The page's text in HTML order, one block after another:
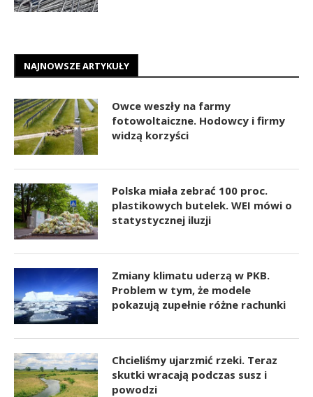
NAJNOWSZE ARTYKUŁY
Owce weszły na farmy
fotowoltaiczne. Hodowcy i firmy
widzą korzyści
Polska miała zebrać 100 proc.
plastikowych butelek. WEI mówi o
statystycznej iluzji
Zmiany klimatu uderzą w PKB.
Problem w tym, że modele
pokazują zupełnie różne rachunki
Chcieliśmy ujarzmić rzeki. Teraz
skutki wracają podczas susz i
powodzi